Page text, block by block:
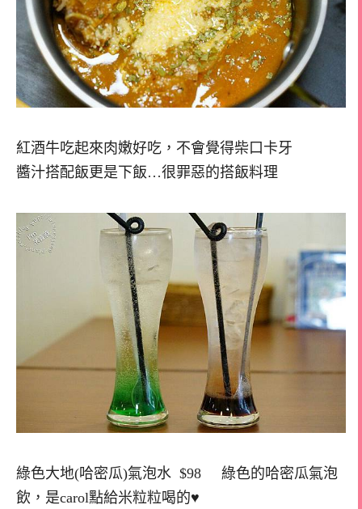
紅酒牛吃起來肉嫩好吃，不會覺得柴口卡牙
醬汁搭配飯更是下飯…很罪惡的搭飯料理
綠色大地(哈密瓜)氣泡水 $98 綠色的哈密瓜氣泡
飲，是carol點給米粒粒喝的♥